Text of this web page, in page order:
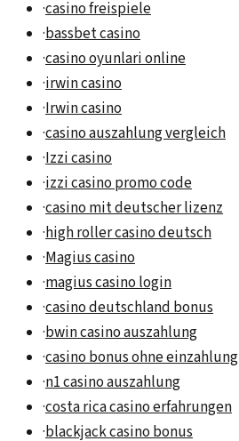
·casino freispiele
·bassbet casino
·casino oyunlari online
·irwin casino
·Irwin casino
·casino auszahlung vergleich
·Izzi casino
·izzi casino promo code
·casino mit deutscher lizenz
·high roller casino deutsch
·Magius casino
·magius casino login
·casino deutschland bonus
·bwin casino auszahlung
·casino bonus ohne einzahlung
·n1 casino auszahlung
·costa rica casino erfahrungen
·blackjack casino bonus